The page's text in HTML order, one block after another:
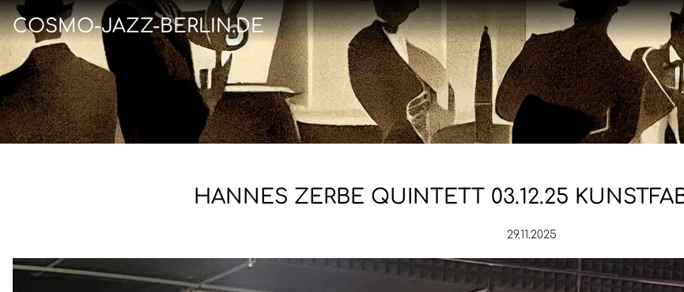
COSMO-JAZZ-BERLIN.DE
HANNES ZERBE QUINTETT 03.12.25
29.11.2025